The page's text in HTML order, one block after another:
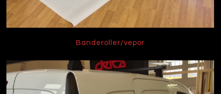
Banderoller/vepor